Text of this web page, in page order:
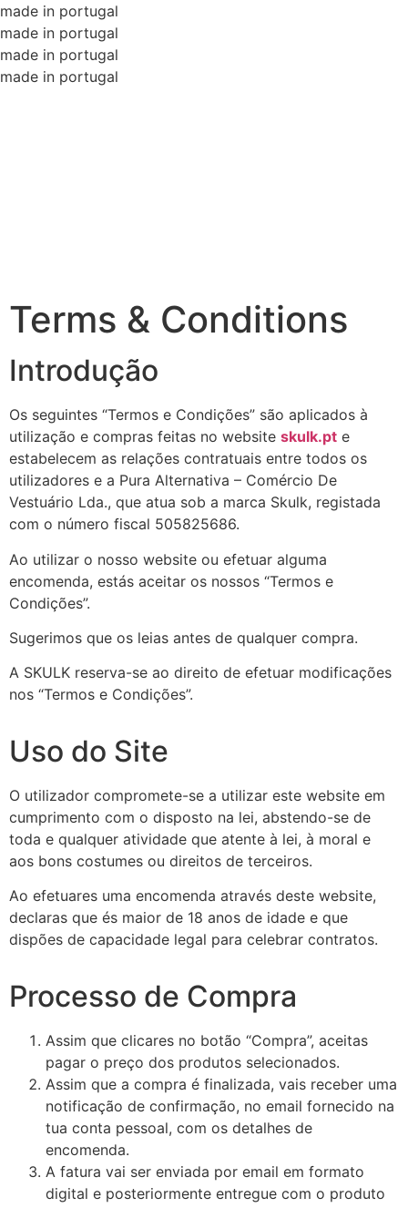
made in portugal
made in portugal
made in portugal
made in portugal
Terms & Conditions
Introdução
Os seguintes “Termos e Condições” são aplicados à
utilização e compras feitas no website skulk.pt e
estabelecem as relações contratuais entre todos os
utilizadores e a Pura Alternativa – Comércio De
Vestuário Lda., que atua sob a marca Skulk, registada
com o número fiscal 505825686.
Ao utilizar o nosso website ou efetuar alguma
encomenda, estás aceitar os nossos “Termos e
Condições”.
Sugerimos que os leias antes de qualquer compra.
A SKULK reserva-se ao direito de efetuar modificações
nos “Termos e Condições”.
Uso do Site
O utilizador compromete-se a utilizar este website em
cumprimento com o disposto na lei, abstendo-se de
toda e qualquer atividade que atente à lei, à moral e
aos bons costumes ou direitos de terceiros.
Ao efetuares uma encomenda através deste website,
declaras que és maior de 18 anos de idade e que
dispões de capacidade legal para celebrar contratos.
Processo de Compra
Assim que clicares no botão “Compra”, aceitas
pagar o preço dos produtos selecionados.
Assim que a compra é finalizada, vais receber uma
notificação de confirmação, no email fornecido na
tua conta pessoal, com os detalhes de
encomenda.
A fatura vai ser enviada por email em formato
digital e posteriormente entregue com o produto